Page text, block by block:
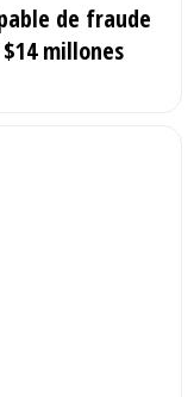
de fraude
millones